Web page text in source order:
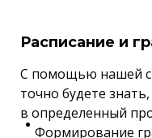
Расписание и
С помощью нашей
точно будете
в определенный
Формирование